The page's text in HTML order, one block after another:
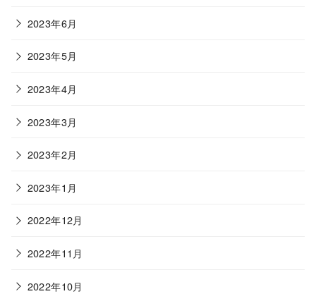
2023年6月
2023年5月
2023年4月
2023年3月
2023年2月
2023年1月
2022年12月
2022年11月
2022年10月